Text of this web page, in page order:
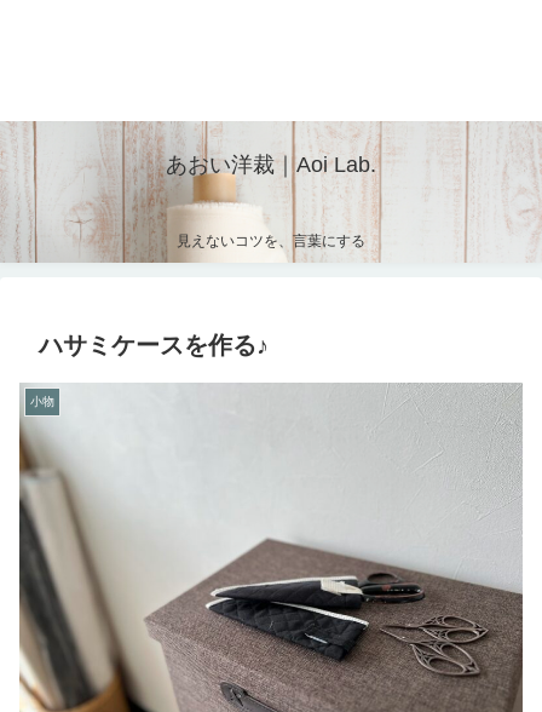
あおい洋裁｜Aoi Lab.
見えないコツを、言葉にする
ハサミケースを作る♪
小物